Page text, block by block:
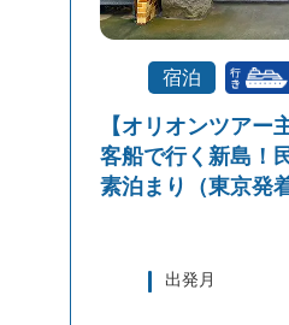
宿泊
【オリオンツアー
客船で行く新島！
素泊まり（東京発着
出発月